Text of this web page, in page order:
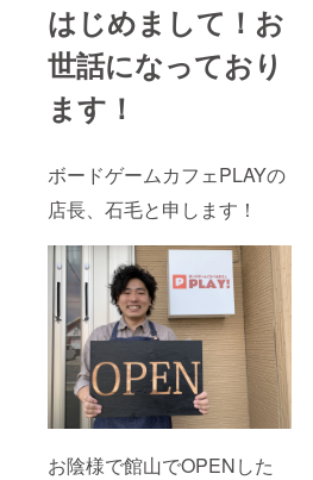
はじめまして！お
世話になっており
ます！
ボードゲームカフェPLAYの
店長、石毛と申します！
お陰様で館山でOPENした